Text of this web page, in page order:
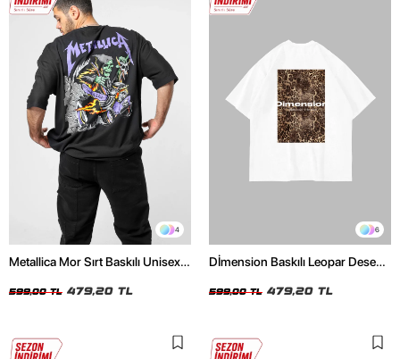
4
Metallica Mor Sırt Baskılı Unisex
599,00 TL 479,20 TL
6
Dİmension Baskılı Leopar Desenli
Tshirt
599,00 TL 479,20 TL